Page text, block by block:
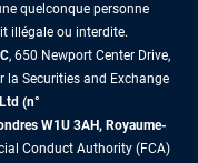
quelconque personne
illégale ou interdite.
, 650 Newport Center Drive,
la Securities and Exchange
(n°
W1U 3AH, Royaume-
Conduct Authority (FCA)